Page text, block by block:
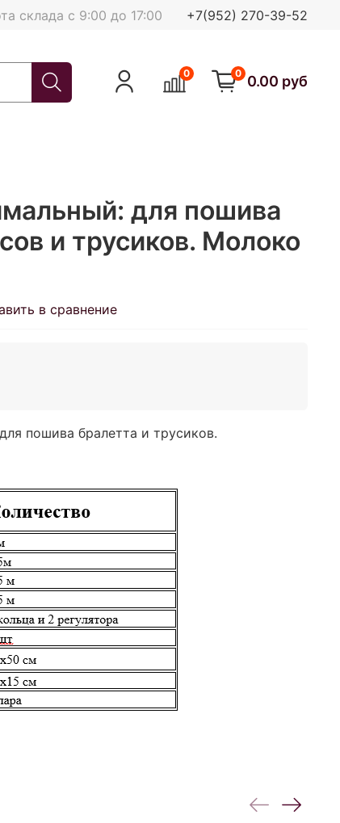
склада с 9:00 до 17:00 +7(952) 270-39-52
0 0 0.00 руб
для пошива
и трусиков. Молоко
в сравнение
пошива бралетта и трусиков.